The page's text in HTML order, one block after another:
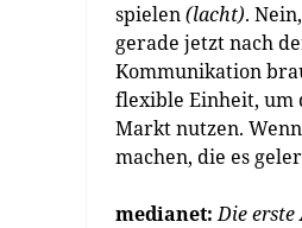
spielen(lacht).
gerade jetzt nach
Kommunikation
flexible Einheit, um
Markt nutzen.
machen, die es
medianet:Die